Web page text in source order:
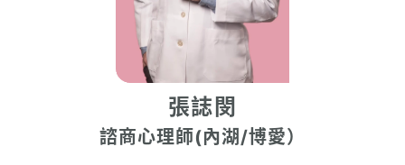
張誌閔
諮商心理師(內湖/博愛）